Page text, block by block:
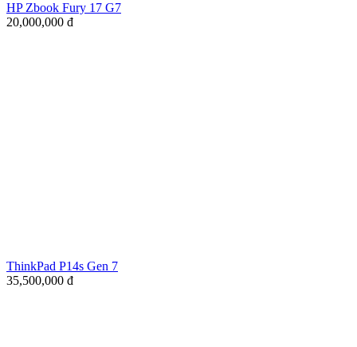
HP Zbook Fury 17 G7
20,000,000 đ
ThinkPad P14s Gen 7
35,500,000 đ